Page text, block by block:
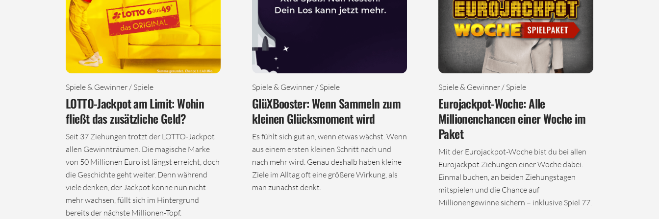
Spiele & Gewinner / Spiele
LOTTO-Jackpot am Limit: Wohin
fließt das zusätzliche Geld?
Seit 37 Ziehungen trotzt der LOTTO-Jackpot
allen Gewinnträumen. Die magische Marke
von 50 Millionen Euro ist längst erreicht, doch
die Geschichte geht weiter. Denn während
viele denken, der Jackpot könne nun nicht
mehr wachsen, füllt sich im Hintergrund
bereits der nächste Millionen-Topf.
Spiele & Gewinner / Spiele
GlüXBooster: Wenn Sammeln zum
kleinen Glücksmoment wird
Es fühlt sich gut an, wenn etwas wächst. Wenn
aus einem ersten kleinen Schritt nach und
nach mehr wird. Genau deshalb haben kleine
Ziele im Alltag oft eine größere Wirkung, als
man zunächst denkt.
Spiele & Gewinner / Spiele
Eurojackpot-Woche: Alle
Millionenchancen einer Woche im
Paket
Mit der Eurojackpot-Woche bist du bei allen
Eurojackpot Ziehungen einer Woche dabei.
Einmal buchen, an beiden Ziehungstagen
mitspielen und die Chance auf
Millionengewinne sichern – inklusive Spiel 77.